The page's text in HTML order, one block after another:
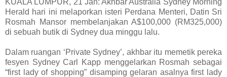
KUALA LUMPUR, 21 Jan: Akhbar Australia Sydney Morning
Herald hari ini melaporkan isteri Perdana Menteri, Datin Sri
Rosmah Mansor membelanjakan A$100,000 (RM325,000)
di sebuah butik di Sydney dua minggu lalu.
Dalam ruangan ‘Private Sydney’, akhbar itu memetik pereka
fesyen Sydney Carl Kapp menggelarkan Rosmah sebagai
“first lady of shopping” disamping gelaran asalnya first lady